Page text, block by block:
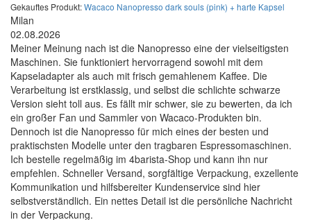
Gekauftes Produkt:Wacaco Nanopresso dark souls (pink) + harte Kapsel
Milan
02.08.2026
Meiner Meinung nach ist die Nanopresso eine der vielseitigsten
Maschinen. Sie funktioniert hervorragend sowohl mit dem
Kapseladapter als auch mit frisch gemahlenem Kaffee. Die
Verarbeitung ist erstklassig, und selbst die schlichte schwarze
Version sieht toll aus. Es fällt mir schwer, sie zu bewerten, da ich
ein großer Fan und Sammler von Wacaco-Produkten bin.
Dennoch ist die Nanopresso für mich eines der besten und
praktischsten Modelle unter den tragbaren Espressomaschinen.
Ich bestelle regelmäßig im 4barista-Shop und kann ihn nur
empfehlen. Schneller Versand, sorgfältige Verpackung, exzellente
Kommunikation und hilfsbereiter Kundenservice sind hier
selbstverständlich. Ein nettes Detail ist die persönliche Nachricht
in der Verpackung.